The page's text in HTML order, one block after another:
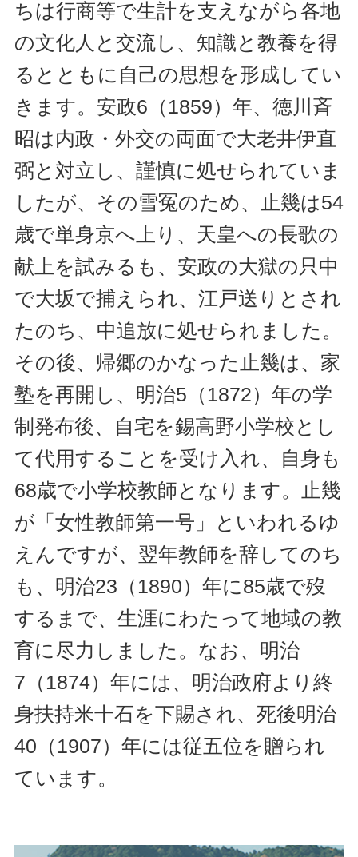
ちは行商等で生計を支えながら各地
の文化人と交流し、知識と教養を得
るとともに自己の思想を形成してい
きます。安政6（1859）年、徳川斉
昭は内政・外交の両面で大老井伊直
弼と対立し、謹慎に処せられていま
したが、その雪冤のため、止幾は54
歳で単身京へ上り、天皇への長歌の
献上を試みるも、安政の大獄の只中
で大坂で捕えられ、江戸送りとされ
たのち、中追放に処せられました。
その後、帰郷のかなった止幾は、家
塾を再開し、明治5（1872）年の学
制発布後、自宅を錫高野小学校とし
て代用することを受け入れ、自身も
68歳で小学校教師となります。止幾
が「女性教師第一号」といわれるゆ
えんですが、翌年教師を辞してのち
も、明治23（1890）年に85歳で歿
するまで、生涯にわたって地域の教
育に尽力しました。なお、明治
7（1874）年には、明治政府より終
身扶持米十石を下賜され、死後明治
40（1907）年には従五位を贈られ
ています。